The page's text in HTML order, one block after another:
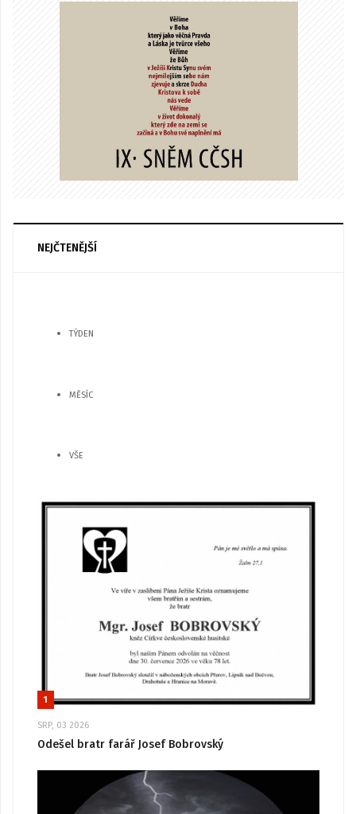
NEJČTENĚJŠÍ
TÝDEN
MĚSÍC
VŠE
1
SRP, 03 2026
Odešel bratr farář Josef Bobrovský